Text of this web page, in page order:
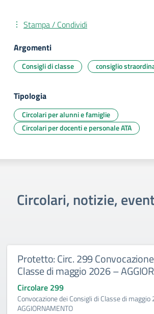
Stampa / Condividi
Argomenti
Consigli di classe consiglio
Tipologia
Circolari per alunni e famiglie
Circolari per docenti e personale ATA
Circolari, notizie,
Protetto: Circ. 299
Classe di maggio 2026 –
Circolare 299
Convocazione dei Consigli di Classe di
AGGIORNAMENTO